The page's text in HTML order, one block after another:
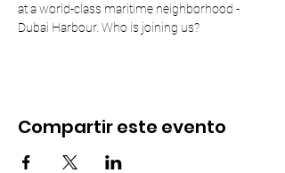
at a world-class maritime neighborhood -
Dubai Harbour. Who is joining us?
Compartir este evento